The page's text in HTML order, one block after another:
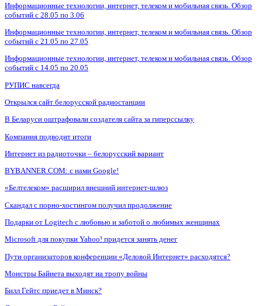
Информационные технологии, интернет, телеком и мобильная связь. Обзор
событий с 28.05 по 3.06
Информационные технологии, интернет, телеком и мобильная связь. Обзор
событий с 21.05 по 27.05
Информационные технологии, интернет, телеком и мобильная связь. Обзор
событий с 14.05 по 20.05
РУПИС навсегда
Открылся сайт белорусской радиостанции
В Беларуси оштрафовали создателя сайта за гиперссылку
Компания подводит итоги
Интернет из радиоточки – белорусский вариант
BYBANNER.COM: c нами Google!
«Белтелеком» расширил внешний интернет-шлюз
Скандал с порно-хостингом получил продолжение
Подарки от Logitech с любовью и заботой о любимых женщинах
Microsoft для покупки Yahoo! придется занять денег
Пути организаторов конференции «Деловой Интернет» расходятся?
Монстры Байнета выходят на тропу войны
Билл Гейтс приедет в Минск?